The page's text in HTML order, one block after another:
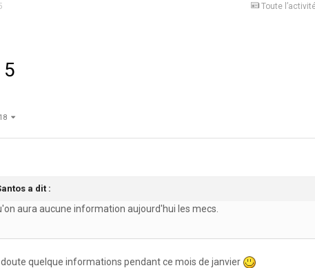
Toute
a dit :
aura aucune information aujourd'hui les mecs.
quelque informations pendant ce mois de janvier